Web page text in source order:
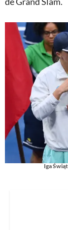
Iga